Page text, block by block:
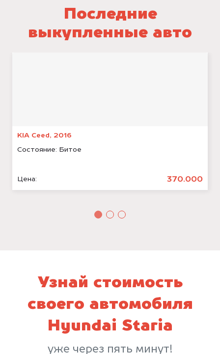
Последние
выкупленные авто
KIA Ceed, 2016
Состояние: Битое
Цена: 370.000
Узнай стоимость
своего автомобиля
Hyundai Staria
уже через пять минут!